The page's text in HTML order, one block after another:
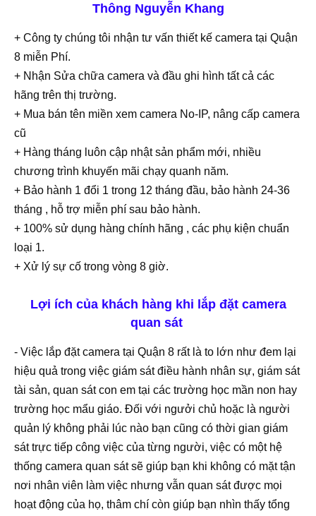
Thông Nguyễn Khang
+ Công ty chúng tôi nhận tư vấn thiết kế camera tại Quận
8 miễn Phí.
+ Nhận Sửa chữa camera và đầu ghi hình tất cả các
hãng trên thị trường.
+ Mua bán tên miền xem camera No-IP, nâng cấp camera
cũ
+ Hàng tháng luôn cập nhật sản phẩm mới, nhiều
chương trình khuyến mãi chạy quanh năm.
+ Bảo hành 1 đổi 1 trong 12 tháng đầu, bảo hành 24-36
tháng , hỗ trợ miễn phí sau bảo hành.
+ 100% sử dụng hàng chính hãng , các phụ kiện chuẩn
loại 1.
+ Xử lý sự cố trong vòng 8 giờ.
Lợi ích của khách hàng khi lắp đặt camera
quan sát
- Việc lắp đặt camera tại Quận 8 rất là to lớn như đem lại
hiệu quả trong việc giám sát điều hành nhân sự, giám sát
tài sản, quan sát con em tại các trường học mần non hay
trường học mẩu giáo. Đối với ngưởi chủ hoặc là người
quản lý không phải lúc nào bạn cũng có thời gian giám
sát trực tiếp công việc của từng người, việc có một hệ
thống camera quan sát sẽ giúp bạn khi không có mặt tận
nơi nhân viên làm việc nhưng vẫn quan sát được mọi
hoạt động của họ, thâm chí còn giúp bạn nhìn thấy tổng